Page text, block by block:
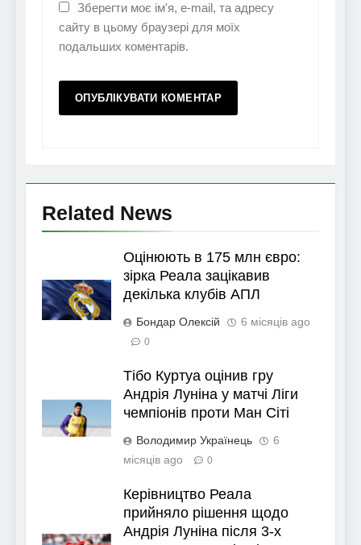
Зберегти моє ім'я, e-mail, та адресу
сайту в цьому браузері для моїх
подальших коментарів.
Related News
Оцінюють в 175 млн євро:
зірка Реала зацікавив
декілька клубів АПЛ
Бондар Олексій 6 місяців ago
0
Тібо Куртуа оцінив гру
Андрія Луніна у матчі Ліги
чемпіонів проти Ман Сіті
Володимир Українець
6
місяців ago
0
Керівництво Реала
прийняло рішення щодо
Андрія Луніна після 3-х